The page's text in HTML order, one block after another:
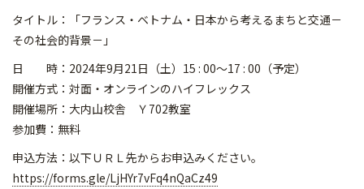
タイトル：「フランス・ベトナム・日本から考えるまちと交通－
その社会的背景－」
日 時：2024年9月21日（土）15 : 00～17 : 00（予定）
開催方式：対面・オンラインのハイフレックス
開催場所：大内山校舎 Ｙ702教室
参加費：無料
申込方法：以下ＵＲＬ先からお申込みください。
https://forms.gle/LjHYr7vFq4nQaCz49